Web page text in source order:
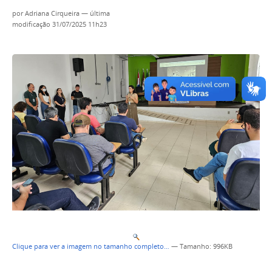
porAdriana Cirqueira — última
modificação 31/07/2025 11h23
Clique para ver a imagem no tamanho completo… — Tamanho: 996KB